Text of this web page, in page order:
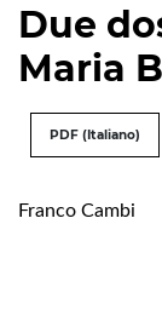
Due
Maria
PDF (Italiano)
Franco Cambi